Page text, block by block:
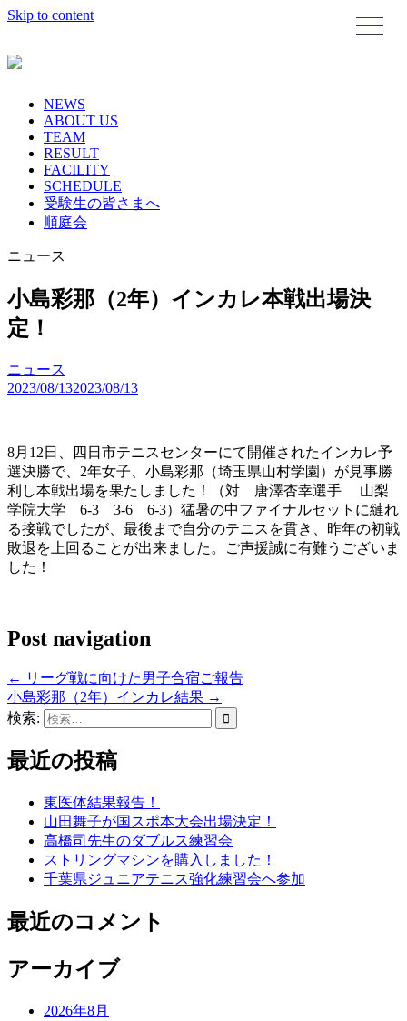
Skip to content
NEWS
ABOUT US
TEAM
RESULT
FACILITY
SCHEDULE
受験生の皆さまへ
順庭会
ニュース
小島彩那（2年）インカレ本戦出場決
定！
ニュース
2023/08/132023/08/13
8月12日、四日市テニスセンターにて開催されたインカレ予
選決勝で、2年女子、小島彩那（埼玉県山村学園）が見事勝
利し本戦出場を果たしました！（対 唐澤杏幸選手 山梨
学院大学 6-3 3-6 6-3）猛暑の中ファイナルセットに縺れ
る接戦でしたが、最後まで自分のテニスを貫き、昨年の初戦
敗退を上回ることが出来ました。ご声援誠に有難うございま
した！
Post navigation
← リーグ戦に向けた男子合宿ご報告
小島彩那（2年）インカレ結果 →
検索:
最近の投稿
東医体結果報告！
山田舞子が国スポ本大会出場決定！
高橋司先生のダブルス練習会
ストリングマシンを購入しました！
千葉県ジュニアテニス強化練習会へ参加
最近のコメント
アーカイブ
2026年8月